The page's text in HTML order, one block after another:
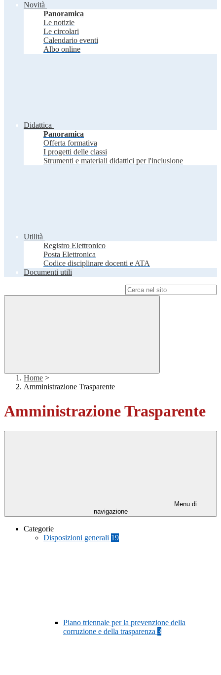
Novità
Panoramica
Le notizie
Le circolari
Calendario eventi
Albo online
Didattica
Panoramica
Offerta formativa
I progetti delle classi
Strumenti e materiali didattici per l'inclusione
Utilità
Registro Elettronico
Posta Elettronica
Codice disciplinare docenti e ATA
Documenti utili
Home >
Amministrazione Trasparente
Amministrazione Trasparente
Menu di
navigazione
Categorie
Disposizioni generali 19
Piano triennale per la prevenzione della
corruzione e della trasparenza 3